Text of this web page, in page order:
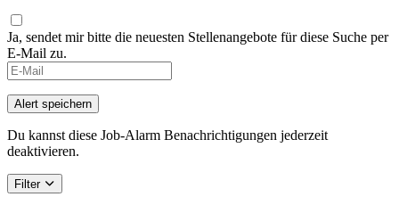
Ja, sendet mir bitte die neuesten Stellenangebote für diese Suche per
E-Mail zu.
Alert speichern
Du kannst diese Job-Alarm Benachrichtigungen jederzeit
deaktivieren.
Filter